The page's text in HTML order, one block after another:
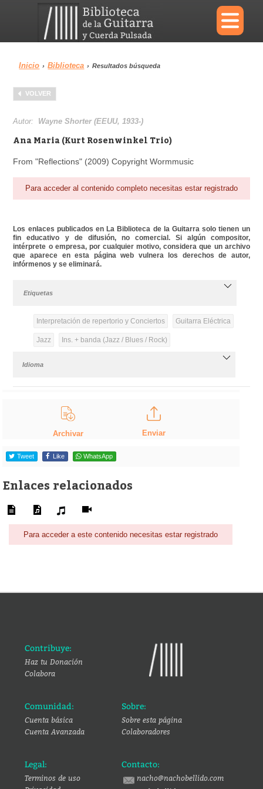
×
Menu
Biblioteca
Área personal Reproductor
Inicio › Biblioteca › Resultados búsqueda
VOLVER
Autor: Wayne Shorter (EEUU, 1933-)
Ana Maria (Kurt Rosenwinkel Trio)
From "Reflections" (2009) Copyright Wormmusic
Para acceder al contenido completo necesitas estar registrado
Los enlaces publicados en La Biblioteca de la Guitarra solo tienen un
fin educativo y de difusión, no comercial. Si algún compositor,
intérprete o empresa, por cualquier motivo, considera que un archivo
que aparece en esta página web vulnera los derechos de autor,
infórmenos y se eliminará.
Etiquetas
Interpretación de repertorio y Conciertos Guitarra Eléctrica
Jazz Ins. + banda (Jazz / Blues / Rock)
Idioma
Archivar Enviar
Tweet Like WhatsApp
Enlaces relacionados
Para acceder a este contenido necesitas estar registrado
Contribuye:
Haz tu Donación
Colabora
Comunidad:
Cuenta básica
Cuenta Avanzada
Sobre:
Sobre esta página
Colaboradores
Legal:
Terminos de uso
Contacto:
nacho@nachobellido.com